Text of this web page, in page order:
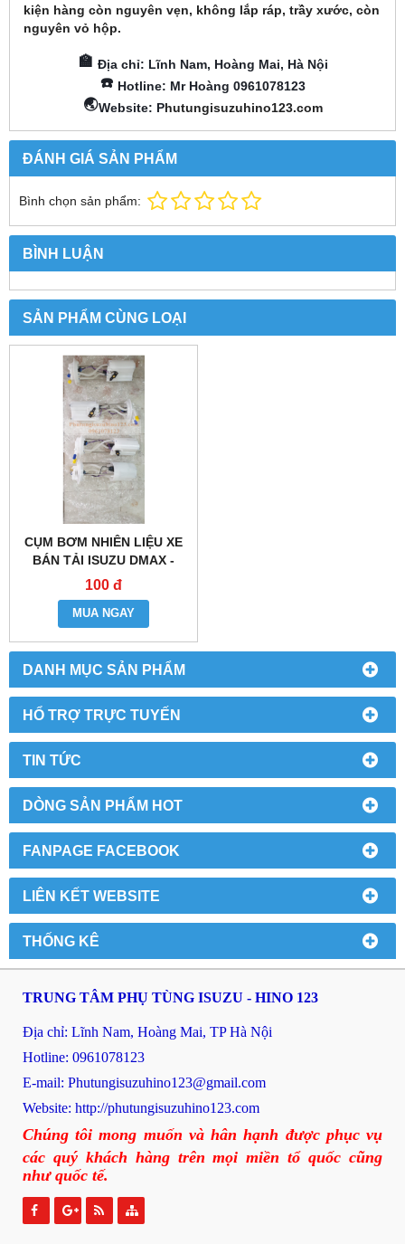
DANH MỤC SẢN PHẨM
HỔ TRỢ TRỰC TUYẾN
TIN TỨC
DÒNG SẢN PHẨM HOT
FANPAGE FACEBOOK
LIÊN KẾT WEBSITE
THỐNG KÊ
kiện hàng còn nguyên vẹn, không lắp ráp, trầy xước, còn
nguyên vỏ hộp.
🏫 Địa chỉ: Lĩnh Nam, Hoàng Mai, Hà Nội
☎️ Hotline: Mr Hoàng 0961078123
🌏Website: Phutungisuzuhino123.com
ĐÁNH GIÁ SẢN PHẨM
Bình chọn sản phẩm:
BÌNH LUẬN
SẢN PHẨM CÙNG LOẠI
CỤM BƠM NHIÊN LIỆU XE
BÁN TẢI ISUZU DMAX -
4JJ1
100 đ
MUA NGAY
TRUNG TÂM PHỤ TÙNG ISUZU - HINO 123
Địa chỉ: Lĩnh Nam, Hoàng Mai, TP Hà Nội
Hotline: 0961078123
E-mail: Phutungisuzuhino123@gmail.com
Website: http://phutungisuzuhino123.com
Chúng tôi mong muốn và hân hạnh được phục vụ
các quý khách hàng trên mọi miền tổ quốc cũng
như quốc tế.